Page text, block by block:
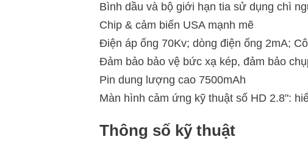
Bình dầu và bộ giới hạn tia sử dụng chì
Chip & cảm biến USA mạnh mẽ
Điện áp ống 70Kv; dòng điện ống 2mA;
Đảm bảo bảo vệ bức xạ kép, đảm bảo
Pin dung lượng cao 7500mAh
Màn hình cảm ứng kỹ thuật số HD 2.8":
Thông số kỹ thuật